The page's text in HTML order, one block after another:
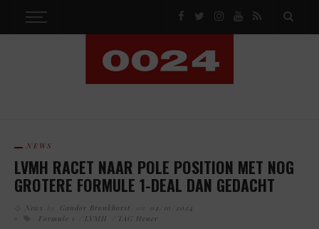
NEWS
LVMH RACET NAAR POLE POSITION MET NOG
GROTERE FORMULE 1-DEAL DAN GEDACHT
News Gandor Bronkhorst
02/10/2024
Formule 1
LVMH TAG Heuer